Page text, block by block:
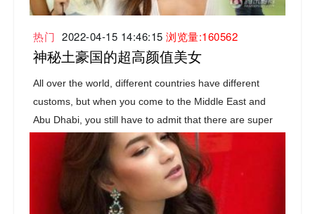
热门 2022-04-15 14:46:15 浏览量:160562
神秘土豪国的超高颜值美女
All over the world, different countries have different
customs, but when you come to the Middle East and
Abu Dhabi, you still have to admit that there are super